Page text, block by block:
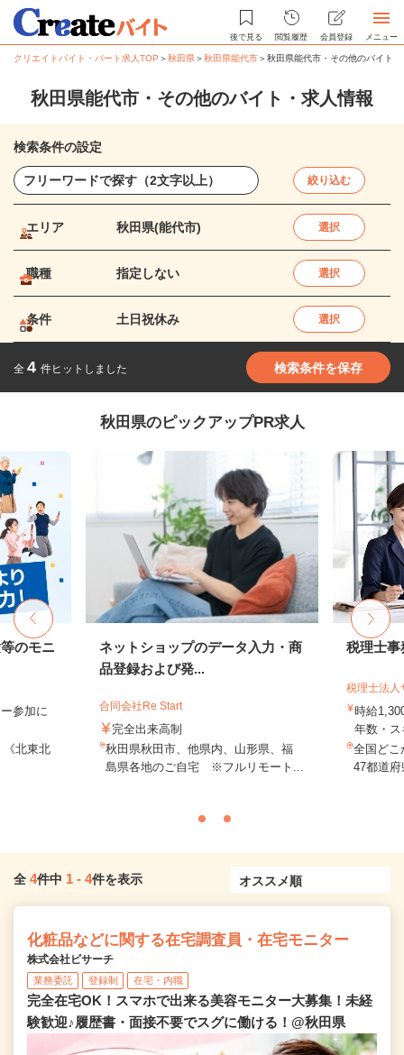
後で見る 閲覧履歴 会員登録 メニュー
クリエイトバイト・パート求人TOP ＞秋田県＞秋田県能代市＞秋田県能代市・その他のバイト
秋田県能代市・その他のバイト・求人情報
検索条件の設定
絞り込む
エリア 秋田県(能代市) 選択
職種 指定しない 選択
条件 土日祝休み 選択
全 4 件ヒットしました 検索条件を保存
秋田県のピックアップPR求人
のモニ
参加に
北東北
ネットショップのデータ入力・商
品登録および発...
合同会社Re Start
完全出来高制
秋田県秋田市、他県内、山形県、福
島県各地のご自宅 ※フルリモート...
税理士事
税理士法人
時給
年数・
全国どこ
47都道
全 4件中 1 - 4件を表示
化粧品などに関する在宅調査員・在宅モニター
株式会社ビサーチ
業務委託 登録制 在宅・内職
完全在宅OK！スマホで出来る美容モニター大募集！未経
験歓迎♪履歴書・面接不要でスグに働ける！@秋田県